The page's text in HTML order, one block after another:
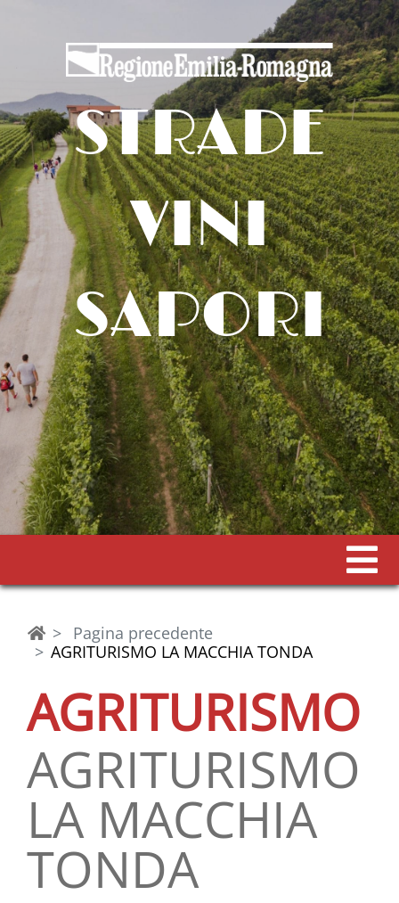
STRADE
VINI
SAPORI
Pagina precedente
AGRITURISMO LA MACCHIA TONDA
AGRITURISMO
AGRITURISMO
LA MACCHIA
TONDA